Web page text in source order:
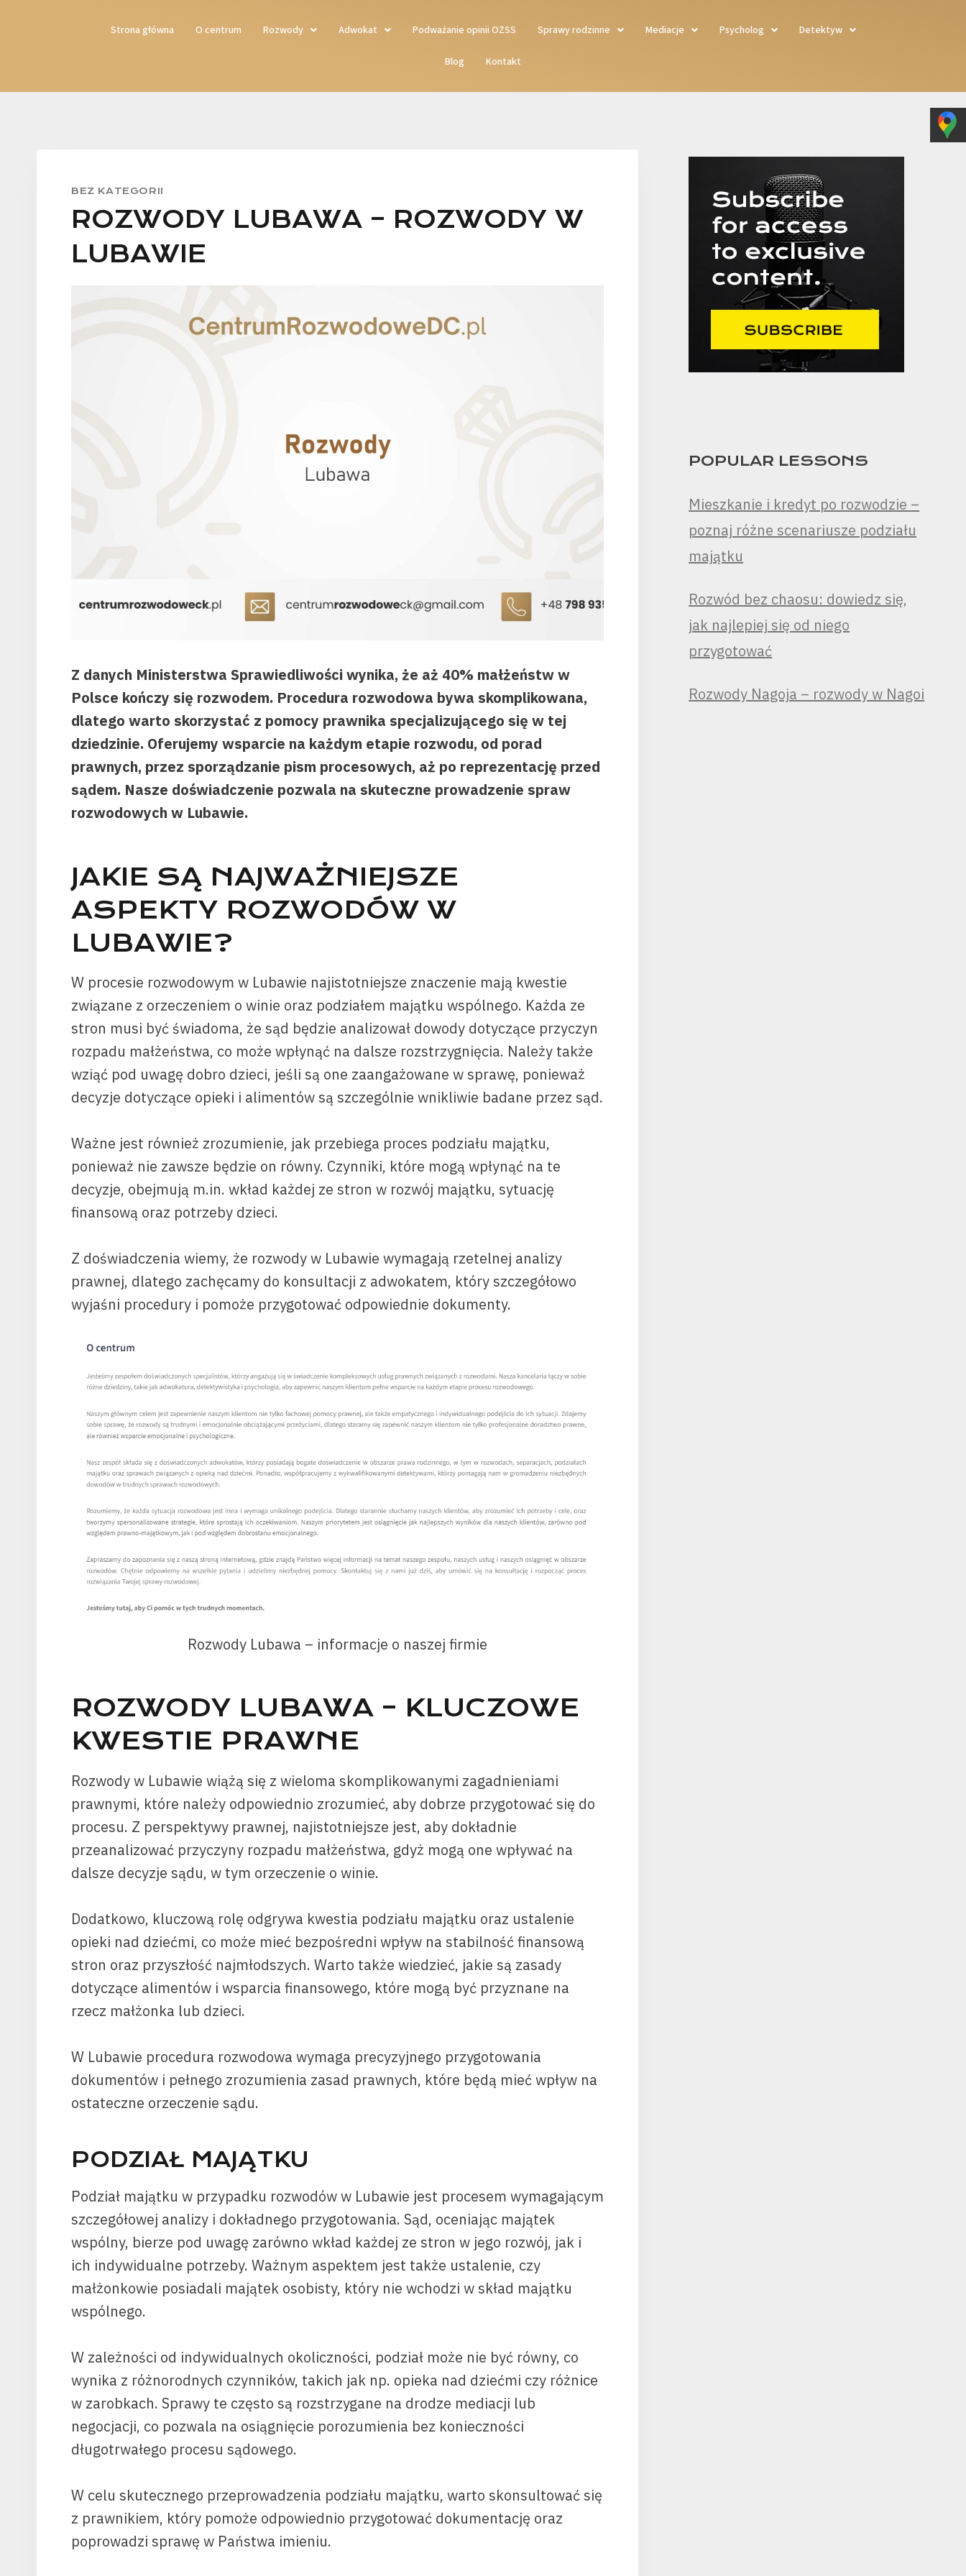
Strona główna O centrum Rozwody Adwokat Podważanie opinii OZSS Sprawy rodzinne Mediacje Psycholog Detektyw
Blog Kontakt
BEZ KATEGORII
ROZWODY LUBAWA – ROZWODY W
LUBAWIE
Z danych Ministerstwa Sprawiedliwości wynika, że aż 40% małżeństw w
Polsce kończy się rozwodem. Procedura rozwodowa bywa skomplikowana,
dlatego warto skorzystać z pomocy prawnika specjalizującego się w tej
dziedzinie. Oferujemy wsparcie na każdym etapie rozwodu, od porad
prawnych, przez sporządzanie pism procesowych, aż po reprezentację przed
sądem. Nasze doświadczenie pozwala na skuteczne prowadzenie spraw
rozwodowych w Lubawie.
JAKIE SĄ NAJWAŻNIEJSZE
ASPEKTY ROZWODÓW W
LUBAWIE?
W procesie rozwodowym w Lubawie najistotniejsze znaczenie mają kwestie
związane z orzeczeniem o winie oraz podziałem majątku wspólnego. Każda ze
stron musi być świadoma, że sąd będzie analizował dowody dotyczące przyczyn
rozpadu małżeństwa, co może wpłynąć na dalsze rozstrzygnięcia. Należy także
wziąć pod uwagę dobro dzieci, jeśli są one zaangażowane w sprawę, ponieważ
decyzje dotyczące opieki i alimentów są szczególnie wnikliwie badane przez sąd.
Ważne jest również zrozumienie, jak przebiega proces podziału majątku,
ponieważ nie zawsze będzie on równy. Czynniki, które mogą wpłynąć na te
decyzje, obejmują m.in. wkład każdej ze stron w rozwój majątku, sytuację
finansową oraz potrzeby dzieci.
Z doświadczenia wiemy, że rozwody w Lubawie wymagają rzetelnej analizy
prawnej, dlatego zachęcamy do konsultacji z adwokatem, który szczegółowo
wyjaśni procedury i pomoże przygotować odpowiednie dokumenty.
Rozwody Lubawa – informacje o naszej firmie
ROZWODY LUBAWA – KLUCZOWE
KWESTIE PRAWNE
Rozwody w Lubawie wiążą się z wieloma skomplikowanymi zagadnieniami
prawnymi, które należy odpowiednio zrozumieć, aby dobrze przygotować się do
procesu. Z perspektywy prawnej, najistotniejsze jest, aby dokładnie
przeanalizować przyczyny rozpadu małżeństwa, gdyż mogą one wpływać na
dalsze decyzje sądu, w tym orzeczenie o winie.
Dodatkowo, kluczową rolę odgrywa kwestia podziału majątku oraz ustalenie
opieki nad dziećmi, co może mieć bezpośredni wpływ na stabilność finansową
stron oraz przyszłość najmłodszych. Warto także wiedzieć, jakie są zasady
dotyczące alimentów i wsparcia finansowego, które mogą być przyznane na
rzecz małżonka lub dzieci.
W Lubawie procedura rozwodowa wymaga precyzyjnego przygotowania
dokumentów i pełnego zrozumienia zasad prawnych, które będą mieć wpływ na
ostateczne orzeczenie sądu.
PODZIAŁ MAJĄTKU
Podział majątku w przypadku rozwodów w Lubawie jest procesem wymagającym
szczegółowej analizy i dokładnego przygotowania. Sąd, oceniając majątek
wspólny, bierze pod uwagę zarówno wkład każdej ze stron w jego rozwój, jak i
ich indywidualne potrzeby. Ważnym aspektem jest także ustalenie, czy
małżonkowie posiadali majątek osobisty, który nie wchodzi w skład majątku
wspólnego.
W zależności od indywidualnych okoliczności, podział może nie być równy, co
wynika z różnorodnych czynników, takich jak np. opieka nad dziećmi czy różnice
w zarobkach. Sprawy te często są rozstrzygane na drodze mediacji lub
negocjacji, co pozwala na osiągnięcie porozumienia bez konieczności
długotrwałego procesu sądowego.
W celu skutecznego przeprowadzenia podziału majątku, warto skonsultować się
z prawnikiem, który pomoże odpowiednio przygotować dokumentację oraz
poprowadzi sprawę w Państwa imieniu.
POPULAR LESSONS
Mieszkanie i kredyt po rozwodzie –
poznaj różne scenariusze podziału
majątku
Rozwód bez chaosu: dowiedz się,
jak najlepiej się od niego
przygotować
Rozwody Nagoja – rozwody w Nagoi